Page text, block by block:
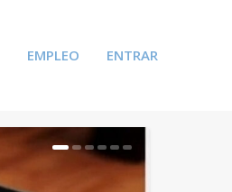
EMPLEO ENTRAR